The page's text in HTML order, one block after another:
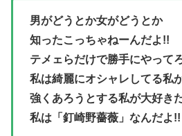
男がどうとか女がどうとか
知ったこっちゃねーんだよ!!
テメェらだけで勝手にやって
私は綺麗にオシャレしてる私
強くあろうとする私が大好き
私は「釘崎野薔薇」なんだよ!!